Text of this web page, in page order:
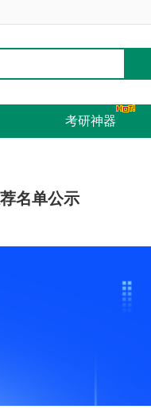
考研神器
名单公示